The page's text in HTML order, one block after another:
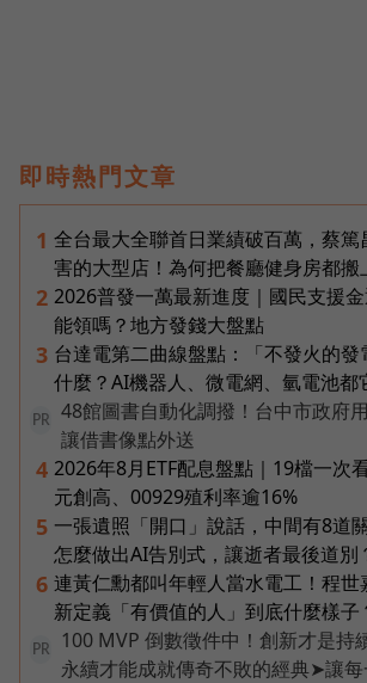
即時熱門文章
1 全台最大全聯首日業績破百萬，蔡篤
害的大型店！為何把餐廳健身房都搬
2 2026普發一萬最新進度｜國民支援
能領嗎？地方發錢大盤點
3 台達電第二曲線盤點：「不發火的發
什麼？AI機器人、微電網、氫電池都
PR
48館圖書自動化調撥！台中市政府
讓借書像點外送
4 2026年8月ETF配息盤點｜19檔一次
元創高、00929殖利率逾16%
5 一張遺照「開口」說話，中間有8道
怎麼做出AI告別式，讓逝者最後道別
6 連黃仁勳都叫年輕人當水電工！程世
新定義「有價值的人」到底什麼樣子
PR
100 MVP 倒數徵件中！創新才是持
永續才能成就傳奇不敗的經典➤讓